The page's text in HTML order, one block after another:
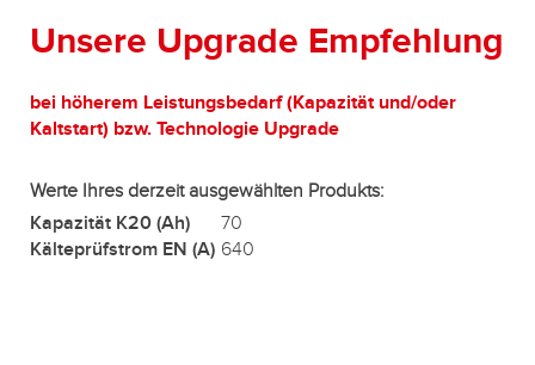
Unsere Upgrade Empfehlung
bei höherem Leistungsbedarf (Kapazität und/oder
Kaltstart) bzw. Technologie Upgrade
Werte Ihres derzeit ausgewählten Produkts:
Kapazität K20 (Ah)
70
Kälteprüfstrom EN (A) 640